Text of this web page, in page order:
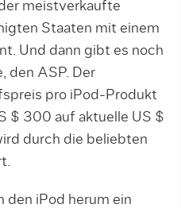
meistverkaufte
Staaten mit einem
Und dann gibt es noch
den ASP. Der
pro iPod-Produkt
$ 300 auf aktuelle US $
durch die beliebten
den iPod herum ein